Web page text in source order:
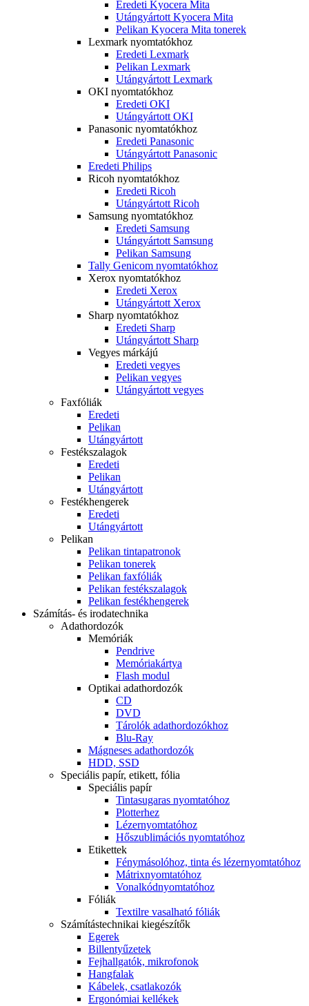
Eredeti Kyocera Mita
Utángyártott Kyocera Mita
Pelikan Kyocera Mita tonerek
Lexmark nyomtatókhoz
Eredeti Lexmark
Pelikan Lexmark
Utángyártott Lexmark
OKI nyomtatókhoz
Eredeti OKI
Utángyártott OKI
Panasonic nyomtatókhoz
Eredeti Panasonic
Utángyártott Panasonic
Eredeti Philips
Ricoh nyomtatókhoz
Eredeti Ricoh
Utángyártott Ricoh
Samsung nyomtatókhoz
Eredeti Samsung
Utángyártott Samsung
Pelikan Samsung
Tally Genicom nyomtatókhoz
Xerox nyomtatókhoz
Eredeti Xerox
Utángyártott Xerox
Sharp nyomtatókhoz
Eredeti Sharp
Utángyártott Sharp
Vegyes márkájú
Eredeti vegyes
Pelikan vegyes
Utángyártott vegyes
Faxfóliák
Eredeti
Pelikan
Utángyártott
Festékszalagok
Eredeti
Pelikan
Utángyártott
Festékhengerek
Eredeti
Utángyártott
Pelikan
Pelikan tintapatronok
Pelikan tonerek
Pelikan faxfóliák
Pelikan festékszalagok
Pelikan festékhengerek
Számítás- és irodatechnika
Adathordozók
Memóriák
Pendrive
Memóriakártya
Flash modul
Optikai adathordozók
CD
DVD
Tárolók adathordozókhoz
Blu-Ray
Mágneses adathordozók
HDD, SSD
Speciális papír, etikett, fólia
Speciális papír
Tintasugaras nyomtatóhoz
Plotterhez
Lézernyomtatóhoz
Hőszublimációs nyomtatóhoz
Etikettek
Fénymásolóhoz, tinta és lézernyomtatóhoz
Mátrixnyomtatóhoz
Vonalkódnyomtatóhoz
Fóliák
Textilre vasalható fóliák
Számítástechnikai kiegészítők
Egerek
Billentyűzetek
Fejhallgatók, mikrofonok
Hangfalak
Kábelek, csatlakozók
Ergonómiai kellékek